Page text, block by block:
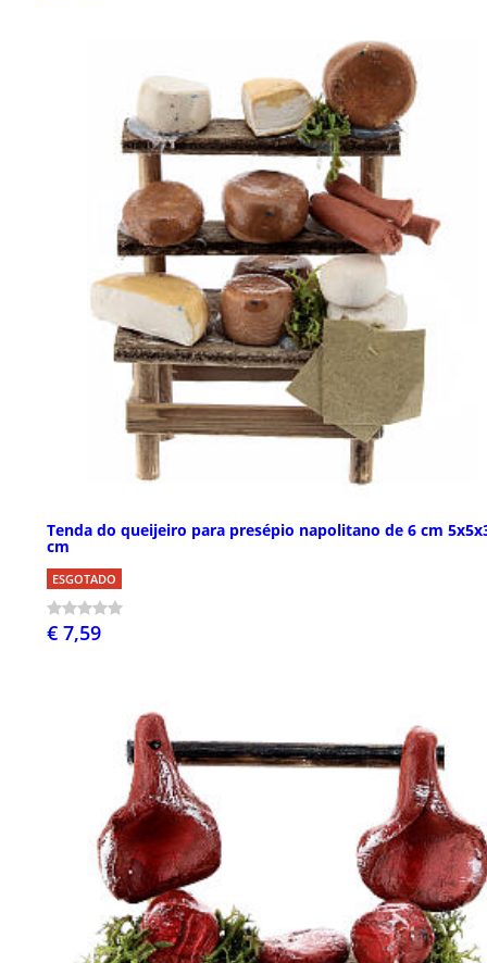
Tenda do queijeiro para presépio napolitano de 6 cm
cm
ESGOTADO
€ 7,59